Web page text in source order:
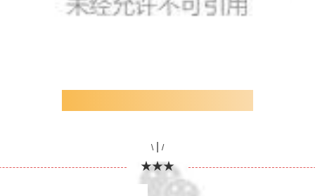
\ /
★★★